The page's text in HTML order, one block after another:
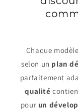
Chaque
selon un plan
parfaitement
qualité
pour un